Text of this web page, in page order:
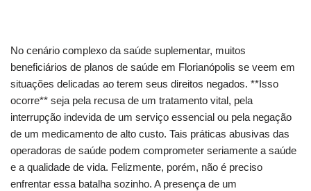
No cenário complexo da saúde suplementar, muitos
beneficiários de planos de saúde em Florianópolis se veem em
situações delicadas ao terem seus direitos negados. **Isso
ocorre** seja pela recusa de um tratamento vital, pela
interrupção indevida de um serviço essencial ou pela negação
de um medicamento de alto custo. Tais práticas abusivas das
operadoras de saúde podem comprometer seriamente a saúde
e a qualidade de vida. Felizmente, porém, não é preciso
enfrentar essa batalha sozinho. A presença de um